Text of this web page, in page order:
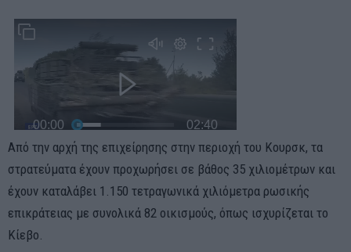
Από την αρχή της επιχείρησης στην περιοχή του Κουρσκ, τα
στρατεύματα έχουν προχωρήσει σε βάθος 35 χιλιομέτρων και
έχουν καταλάβει 1.150 τετραγωνικά χιλιόμετρα ρωσικής
επικράτειας με συνολικά 82 οικισμούς, όπως ισχυρίζεται το
Κίεβο.